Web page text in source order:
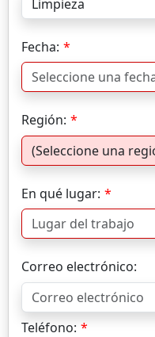
Fecha:
Región:
En qué lugar:
Correo electrónico:
Teléfono: